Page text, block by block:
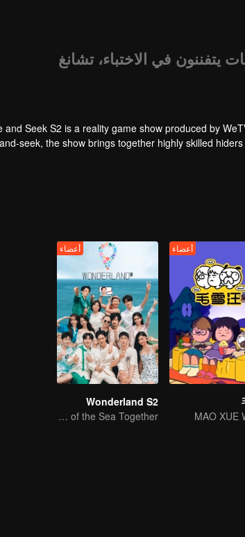
يتفننون في الاختباء، تشانغ
and Seek S2 is a reality game show produced by
seek, the show brings together highly skilled
physical abilities, and extraordinary mental agility,
أعضاء
MAO XUE
أعضاء
Wonderland S2
Let's Hear the Sound of the Sea Together！